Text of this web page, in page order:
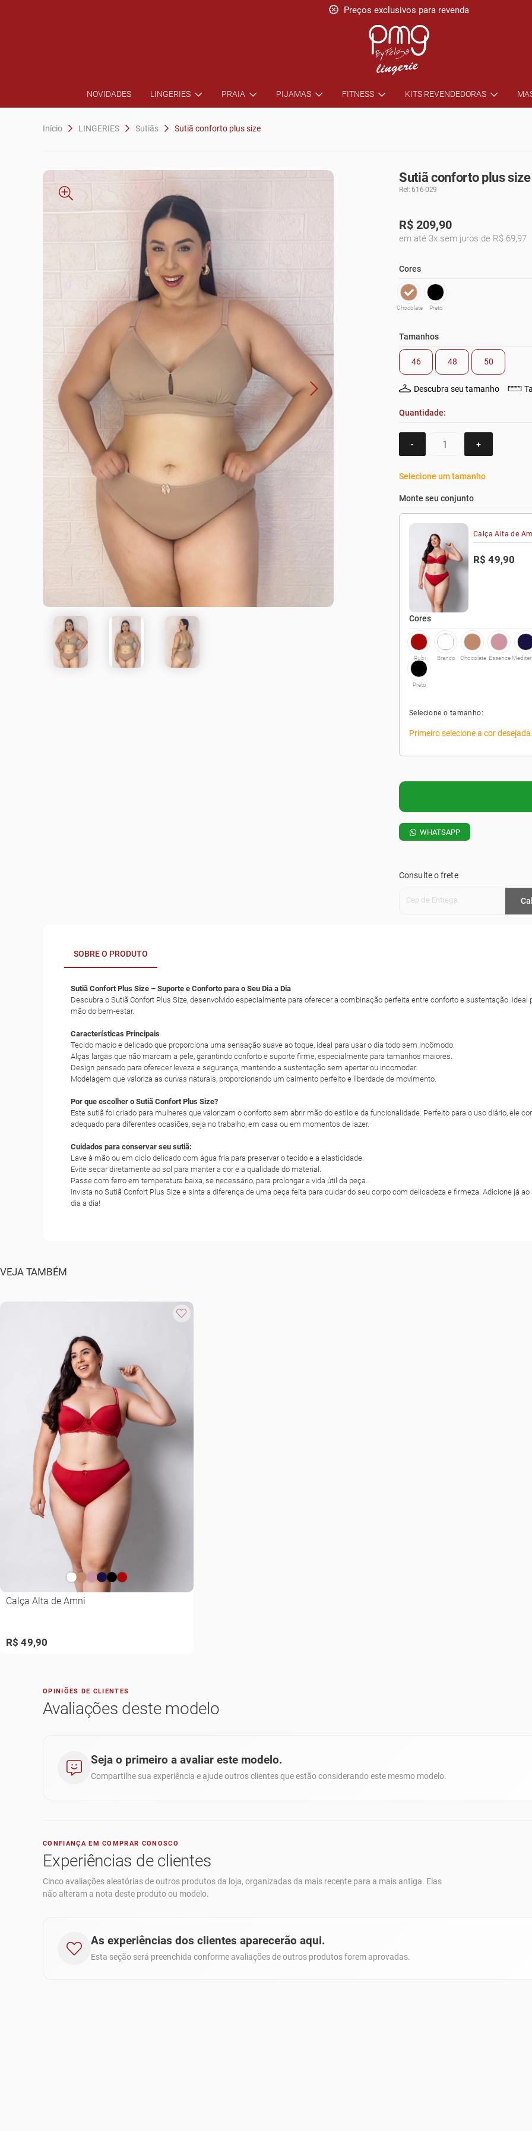
Pague em até 5x sem juros
NOVIDADES LINGERIES PRAIA PIJAMAS FITNESS KITS REVENDEDORAS
Início LINGERIES Sutiãs Sutiã conforto plus size
Sutiã conforto plus
Ref: 616-029
R$ 209,90
em até 3x sem juros de R$ 69,97
Cores
Chocolate Preto
Tamanhos
46 48 50
Descubra seu tamanho
Quantidade:
- +
Selecione um tamanho
Monte seu conjunto
Calça Alta de
R$ 49,90
Cores
Rubi Branco Chocolate Essence
Preto
Selecione o tamanho:
Primeiro selecione a cor desejada
WHATSAPP
Consulte o frete
Cep de Entrega
SOBRE O PRODUTO
Sutiã Confort Plus Size – Suporte e Conforto para o Seu Dia a Dia
Descubra o Sutiã Confort Plus Size, desenvolvido especialmente para oferecer a combinação perfeita entre conforto e sustentação.
mão do bem-estar.
Características Principais
Tecido macio e delicado que proporciona uma sensação suave ao toque, ideal para usar o dia todo sem incômodo.
Alças largas que não marcam a pele, garantindo conforto e suporte firme, especialmente para tamanhos maiores.
Design pensado para oferecer leveza e segurança, mantendo a sustentação sem apertar ou incomodar.
Modelagem que valoriza as curvas naturais, proporcionando um caimento perfeito e liberdade de movimento.
Por que escolher o Sutiã Confort Plus Size?
Este sutiã foi criado para mulheres que valorizam o conforto sem abrir mão do estilo e da funcionalidade. Perfeito para o uso diário, ele
adequado para diferentes ocasiões, seja no trabalho, em casa ou em momentos de lazer.
Cuidados para conservar seu sutiã:
Lave à mão ou em ciclo delicado com água fria para preservar o tecido e a elasticidade.
Evite secar diretamente ao sol para manter a cor e a qualidade do material.
Passe com ferro em temperatura baixa, se necessário, para prolongar a vida útil da peça.
Invista no Sutiã Confort Plus Size e sinta a diferença de uma peça feita para cuidar do seu corpo com delicadeza e firmeza. Adicione já
dia a dia!
VEJA TAMBÉM
Calça Alta de Amni
R$ 49,90
OPINIÕES DE CLIENTES
Avaliações deste modelo
Seja o primeiro a avaliar este modelo.
Compartilhe sua experiência e ajude outros clientes que estão considerando este mesmo modelo.
CONFIANÇA EM COMPRAR CONOSCO
Experiências de clientes
Cinco avaliações aleatórias de outros produtos da loja, organizadas da mais recente para a mais antiga. Elas
não alteram a nota deste produto ou modelo.
As experiências dos clientes aparecerão aqui.
Esta seção será preenchida conforme avaliações de outros produtos forem aprovadas.